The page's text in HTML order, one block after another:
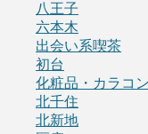
八王子
六本木
出会い系喫茶
初台
化粧品・カラコン
北千住
北新地